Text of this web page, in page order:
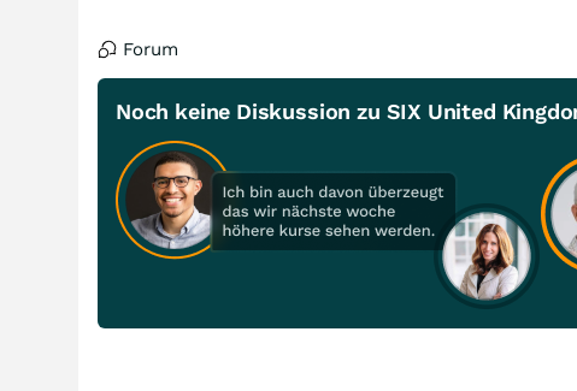
Forum
Noch keine Diskussion zu SIX United